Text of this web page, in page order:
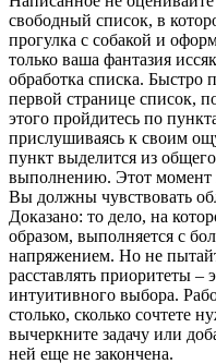
свободный список, в
прогулка с собакой и
только ваша фантазия
обработка списка. Быстро
первой странице список,
этого пройдитесь по
прислушиваясь к своим
пункт выделится из
выполнению. Этот момент
Вы должны чувствовать
Доказано: то дело, на
образом, выполняется с
напряжением. Но не
расставлять приоритеты
интуитивного выбора.
столько, сколько сочтете
вычеркните задачу или
ней еще не закончена.